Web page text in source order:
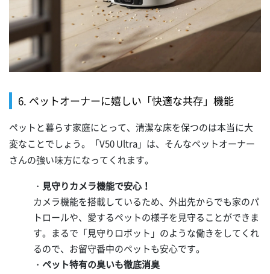
6. ペットオーナーに嬉しい「快適な共存」機能
ペットと暮らす家庭にとって、清潔な床を保つのは本当に大
変なことでしょう。「V50 Ultra」は、そんなペットオーナー
さんの強い味方になってくれます。
・ 見守りカメラ機能で安心！
カメラ機能を搭載しているため、外出先からでも家のパ
トロールや、愛するペットの様子を見守ることができま
す。まるで「見守りロボット」のような働きをしてくれ
るので、お留守番中のペットも安心です。
・ ペット特有の臭いも徹底消臭